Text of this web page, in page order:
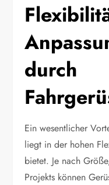
durch
Ein wesentlicher
liegt in der hohen
bietet. Je nach
Projekts können